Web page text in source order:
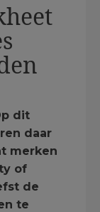
dit
daar
merken
of
de
te